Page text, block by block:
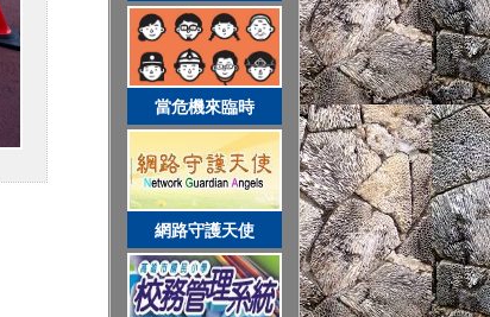
校務系統
資訊服務入口
詐騙5所不在
當危機來臨時
網路守護天使